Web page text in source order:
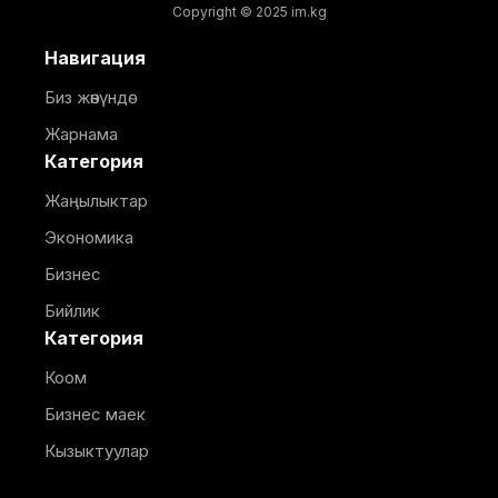
Copyright © 2025 im.kg
Навигация
Биз жөнүндө
Жарнама
Категория
Жаңылыктар
Экономика
Бизнес
Бийлик
Категория
Коом
Бизнес маек
Кызыктуулар